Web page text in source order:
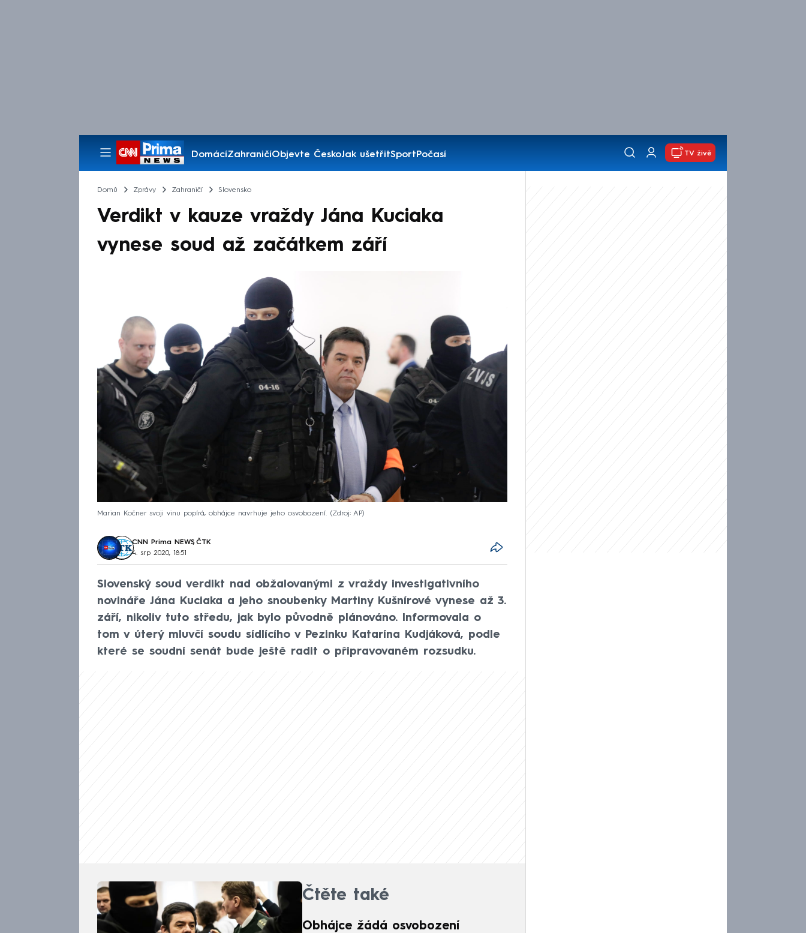
DomácíZahraničíObjevte ČeskoJak ušetřitSportPočasí
Pořady
TV živě
Domů Zprávy Zahraničí Slovensko
Verdikt v kauze vraždy Jána Kuciaka
vynese soud až začátkem září
Marian Kočner svoji vinu popírá, obhájce navrhuje jeho osvobození. Zdroj: AP
CNN Prima NEWS, ČTK
4. srp 2020, 18:51
Slovenský soud verdikt nad obžalovanými z vraždy investigativního
novináře Jána Kuciaka a jeho snoubenky Martiny Kušnírové vynese až 3.
září, nikoliv tuto středu, jak bylo původně plánováno. Informovala o
tom v úterý mluvčí soudu sídlícího v Pezinku Katarína Kudjáková, podle
které se soudní senát bude ještě radit o připravovaném rozsudku.
Čtěte také
Obhájce žádá osvobození